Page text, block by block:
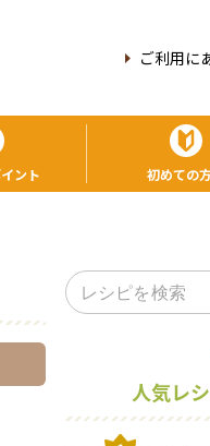
ご利用に
ント 初めての
人気レ